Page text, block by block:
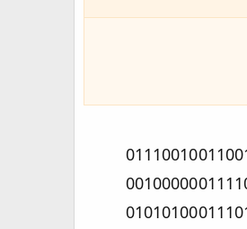
01000100 01100101 01100001 01110010 00100000 01010100 01100001 01100110 01110011 01100101 01100101 01110010
00101100 00100000 01001001 00100000 01100001 01101100 01110010 01100101 01100001 01100100 01111001 00100000
01100011 01101000 01100101 01100011 01101011 01100101 01100100 00100000 01011001 01101111 01110101 01010100